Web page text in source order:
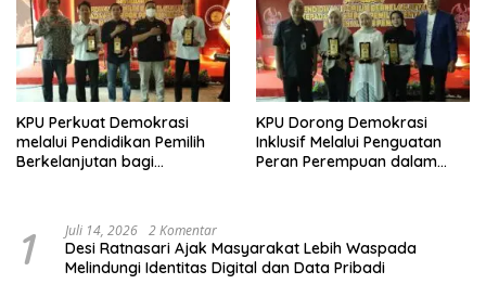
KPU Perkuat Demokrasi
melalui Pendidikan Pemilih
Berkelanjutan bagi
KPU Dorong Demokrasi
Inklusif Melalui Penguatan
Peran Perempuan dalam
1 Juli 14, 2026 2 Komentar
Desi Ratnasari Ajak Masyarakat Lebih Waspada
Melindungi Identitas Digital dan Data Pribadi